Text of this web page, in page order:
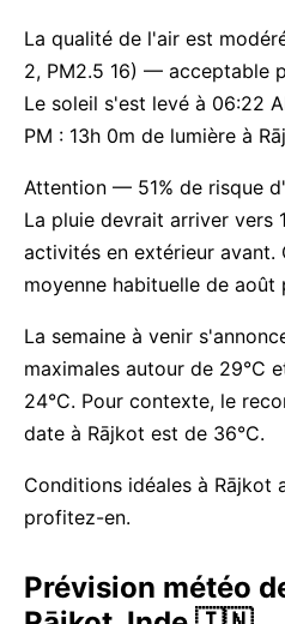
La qualité de l'air est
2, PM2.5 16) — acceptable
Le soleil s'est levé à 06:22
PM : 13h 0m de lumière à
Attention — 51% de risque
La pluie devrait arriver vers
activités en extérieur avant.
moyenne habituelle de août
La semaine à venir
maximales autour de 29°C
24°C. Pour contexte, le
date à Rājkot est de 36°C.
Conditions idéales à
profitez-en.
Prévision météo